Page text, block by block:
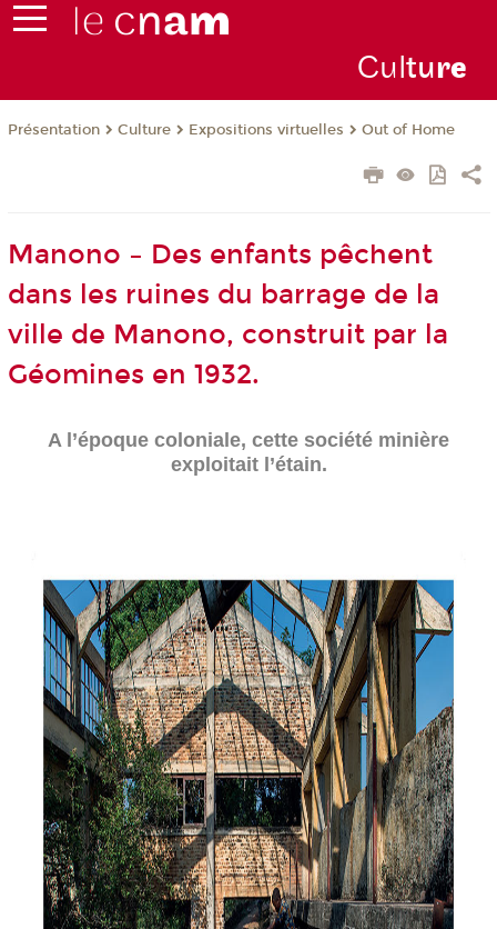
Culture
Présentation Culture Expositions virtuelles Out of Home
Manono – Des enfants pêchent
dans les ruines du barrage de la
ville de Manono, construit par la
Géomines en 1932.
A l’époque coloniale, cette société minière
exploitait l’étain.